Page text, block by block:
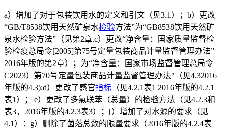
a）增加了对于包装饮用水的定义和引文（见3.1）；b）更改
“GB/T8538饮用天然矿泉水检验方法”为“GB8538饮用天然矿
泉水检验方法”（见第2章.c）更改“净含量：国家质量监督检
验检疫总局令[2005]第75号定量包装商品计量监督管理办法”
2016年版的第2章）；为“净含量：国家市场监督管理总局令
C2023）第70号定量包装商品计量监督管理办法"（见4.32016
年版的4.3);d）更改了感官指标 （见4.2.1表1 2016年版的4.2.1
表1）； e）更改了多氯联苯（总量）的检验方法（见4.2.3和
表3，2016年版的4.2.3表3）；[）增加了对水源的要求（见
4.1）：g）删除了菌落总数的限量要求（2016年版的4.2.4表